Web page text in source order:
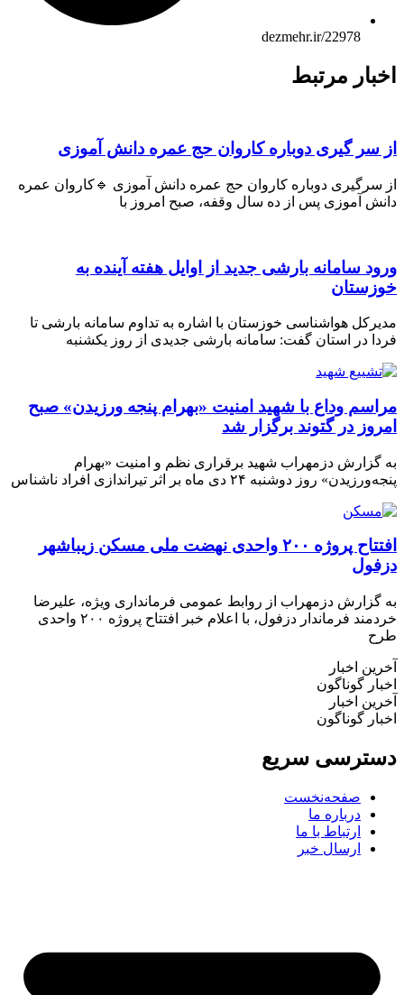
dezmehr.ir/22978
مرتبط
سر گیری دوباره کاروان حج عمره دانش آموزی
سرگیری دوباره کاروان حج عمره دانش آموزی 🔹کاروان عمره
آموزی پس از ده سال وقفه، صبح امروز با
سامانه بارشی جدید از اوایل هفته آینده به
هواشناسی خوزستان با اشاره به تداوم سامانه بارشی تا
در استان گفت: سامانه بارشی جدیدی از روز یکشنبه
وداع با شهید امنیت «بهرام پنجه ورزیدن» صبح
در گتوند برگزار شد
گزارش دزمهراب شهید برقراری نظم و امنیت «بهرام
روز دوشنبه ۲۴ دی ماه بر اثر تیراندازی افراد ناشناس
افتتاح پروژه ۲۰۰ واحدی نهضت ملی مسکن زیباشهر
گزارش دزمهراب از روابط عمومی فرمانداری ویژه، علیرضا
خردمند فرماندار دزفول، با اعلام خبر افتتاح پروژه ۲۰۰ واحدی
اخبار
گوناگون
اخبار
گوناگون
سریع
صفحه‌نخست
درباره ما
ارتباط با ما
ارسال خبر